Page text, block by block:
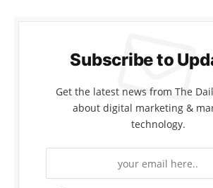
Subscribe to
Get the latest news from The
about digital marketing &
technology.